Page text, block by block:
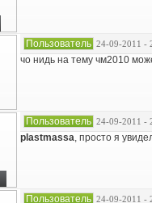
Пользователь 24-09-2011 -
чо нидь на тему чм2010
Пользователь 24-09-2011 -
plastmassa, просто я
Пользователь 24-09-2011 -